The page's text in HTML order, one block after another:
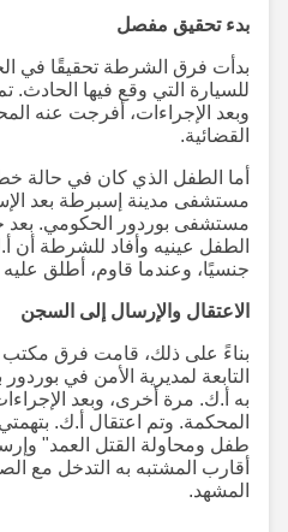
بدء تحقيق مفصل
بدأت فرق الشرطة تحقيقًا في
للسيارة التي وقع فيها الحادث.
وبعد الإجراءات، أفرجت عنه
القضائية.
أما الطفل الذي كان في حالة
مستشفى مدينة إسبرطة بعد
مستشفى بوردور الحكومي. بعد
الطفل عينيه وأفاد للشرطة أن أ.ك.
جنسيًا، وعندما قاوم، أطلق عليه
الاعتقال والإرسال إلى السجن
بناءً على ذلك، قامت فرق مكتب
التابعة لمديرية الأمن في بوردور
به أ.ك. مرة أخرى، وبعد الإجراءات
المحكمة. وتم اعتقال أ.ك. بتهمتي
طفل ومحاولة القتل العمد"
أقارب المشتبه به التدخل مع
المشهد.